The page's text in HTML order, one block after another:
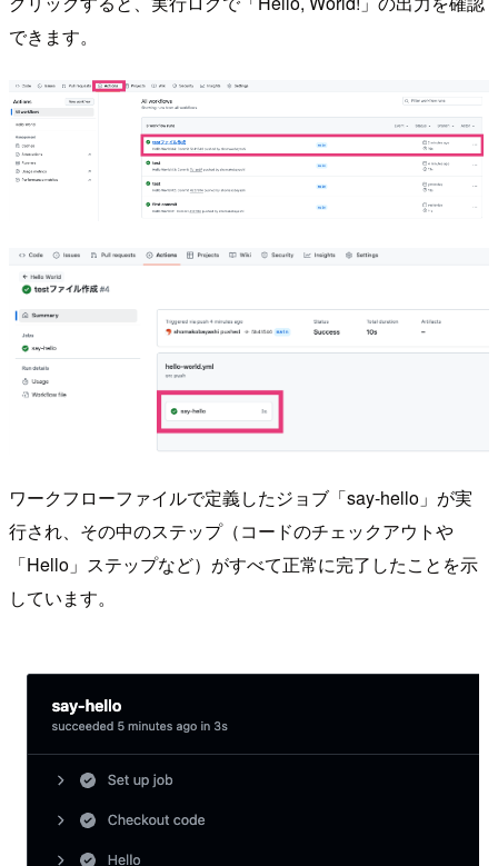
できます。
ワークフローファイルで定義したジョブ「say-hello」が実
行され、その中のステップ（コードのチェックアウトや
「Hello」ステップなど）がすべて正常に完了したことを示
しています。